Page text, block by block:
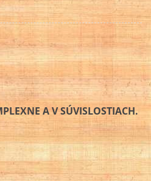
A V SÚVISLOSTIACH.